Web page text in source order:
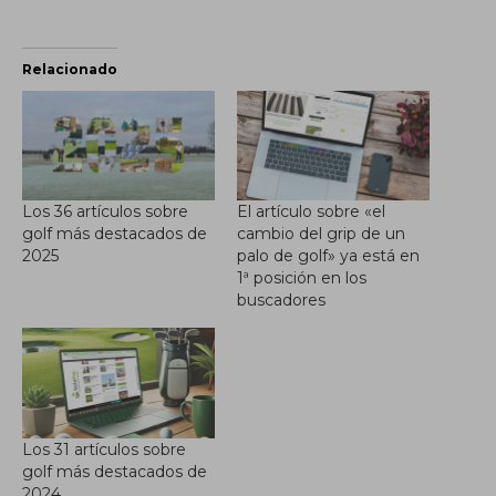
Relacionado
Los 36 artículos sobre
golf más destacados de
2025
El artículo sobre «el
cambio del grip de un
palo de golf» ya está en
1ª posición en los
buscadores
Los 31 artículos sobre
golf más destacados de